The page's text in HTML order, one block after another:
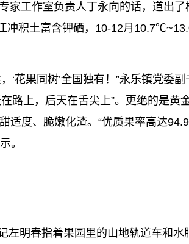
家工作室负责人丁永向的话，道出
冲积土富含钾硒，10-12月
‘花果同树’全国独有！”永乐镇党委
路上，后天在舌尖上”。更绝的是黄
适度、脆嫩化渣。“优质果率高达
。
左明春指着果园里的山地轨道车和水